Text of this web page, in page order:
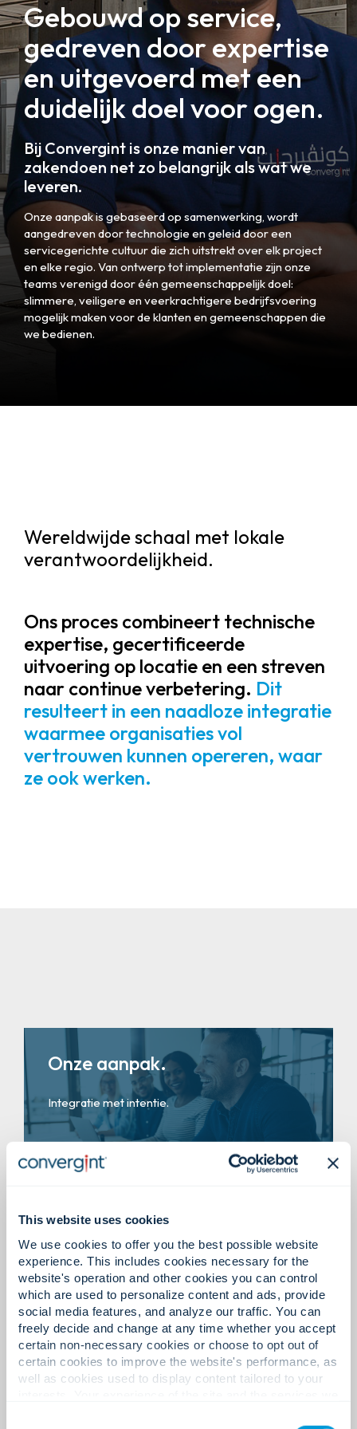
This website uses cookies
We use cookies to offer you the best possible website
experience. This includes cookies necessary for the
website's operation and other cookies you can control
which are used to personalize content and ads, provide
social media features, and analyze our traffic. You can
freely decide and change at any time whether you accept
certain non-necessary cookies or choose to opt out of
certain cookies to improve the website's performance, as
well as cookies used to display content tailored to your
Gebouwd op service,
gedreven door expertise
en uitgevoerd met een
duidelijk doel voor ogen.
Bij Convergint is onze manier van
zakendoen net zo belangrijk als wat we
leveren.
Onze aanpak is gebaseerd op samenwerking, wordt
aangedreven door technologie en geleid door een
servicegerichte cultuur die zich uitstrekt over elk project
en elke regio. Van ontwerp tot implementatie zijn onze
teams verenigd door één gemeenschappelijk doel:
slimmere, veiligere en veerkrachtigere bedrijfsvoering
mogelijk maken voor de klanten en gemeenschappen die
we bedienen.
Wereldwijde schaal met lokale
verantwoordelijkheid.
Ons proces combineert technische
expertise, gecertificeerde
uitvoering op locatie en een streven
naar continue verbetering. Dit
resulteert in een naadloze integratie
waarmee organisaties vol
vertrouwen kunnen opereren, waar
ze ook werken.
Onze aanpak.
Integratie met intentie.
Wij geloven dat geweldige resultaten beginnen
met een goed begrip.
Leer meer
Technologiepartners.
Samenwerking die de basis legt voor de
toekomst.